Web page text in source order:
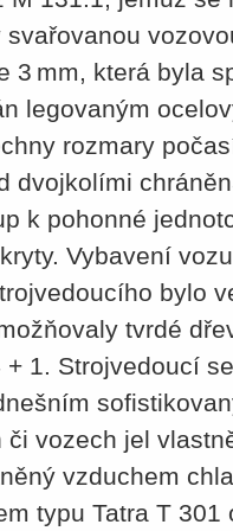
svařovanou
3 mm, která byla
legovaným
rozmary
dvojkolími
k pohonné
Vybavení
bylo
tvrdé
+ 1. Strojvedoucí
či vozech jel
vzduchem
typu Tatra T